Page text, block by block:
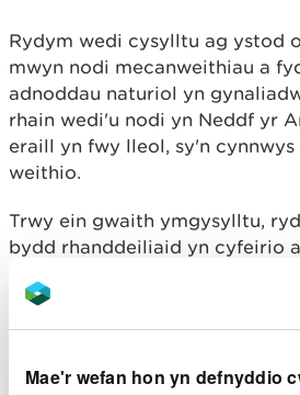
Mae'r wefan hon yn defnyddio
Rydym wedi cysylltu ag ystod
mwyn nodi mecanweithiau a
adnoddau naturiol yn
rhain wedi'u nodi yn Neddf yr
eraill yn fwy lleol, sy'n
weithio.
Trwy ein gwaith ymgysylltu,
bydd rhanddeiliaid yn cyfeirio
mecanweithiau cyflenwi
adnoddau naturiol (a'r buddion
y broses o wneud